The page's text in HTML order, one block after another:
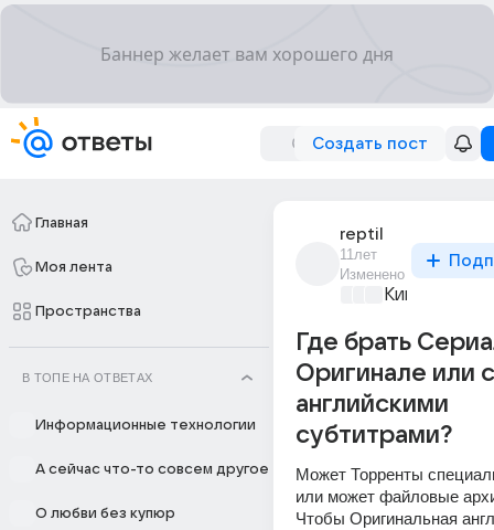
Создать пост
Главная
Моя лента
Пространства
В ТОПЕ НА ОТВЕТАХ
Информационные технологии
А сейчас что-то совсем другое
О любви без купюр
reptil
11лет
Изменено
Киномания
Где брать
Оригинале или с
английскими
субтитрами?
Может Торренты
или может файловые
Чтобы Оригинальная